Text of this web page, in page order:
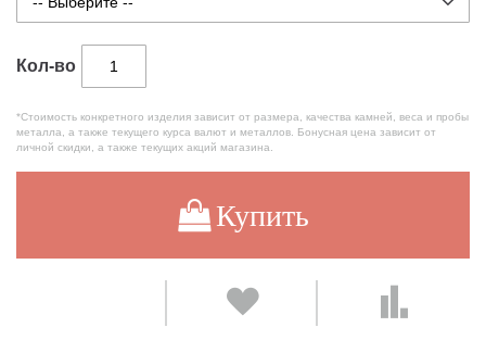
Кол-во
*Стоимость конкретного изделия зависит от размера, качества камней, веса и пробы
металла, а также текущего курса валют и металлов. Бонусная цена зависит от
личной скидки, а также текущих акций магазина.
Купить